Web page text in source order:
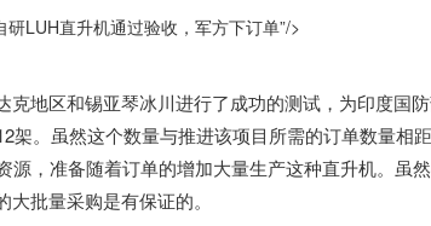
研LUH直升机通过验收，军方下订单”/>
克地区和锡亚琴冰川进行了成功的测试，为印度国
架。虽然这个数量与推进该项目所需的订单数量相
源，准备随着订单的增加大量生产这种直升机。虽
大批量采购是有保证的。